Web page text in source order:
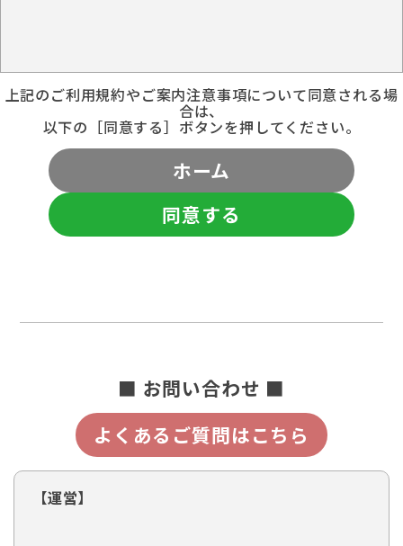
上記のご利用規約やご案内注意事項について同意される場
合は、
以下の［同意する］ボタンを押してください。
ホーム
同意する
■ お問い合わせ ■
よくあるご質問はこちら
【運営】